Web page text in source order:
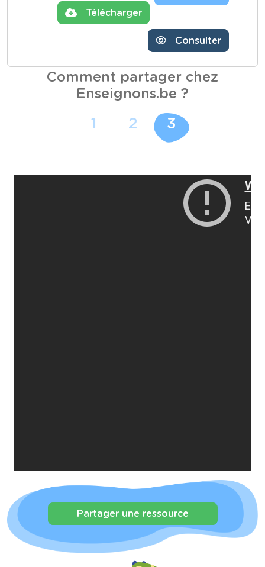
Télécharger
Consulter
Comment partager chez
Enseignons.be ?
1 2 3
Partager une ressource